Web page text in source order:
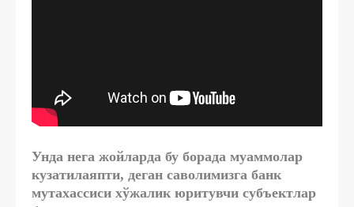
Унда нега жойларда бу борада муаммолар
кузатилаяпти, деган саволимизга банк
мутахассиси хўжалик юритувчи субъектлар